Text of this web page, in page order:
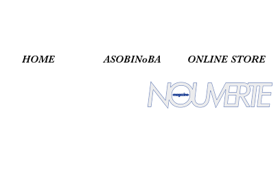
HOME ASOBINoBA ONLINE STORE